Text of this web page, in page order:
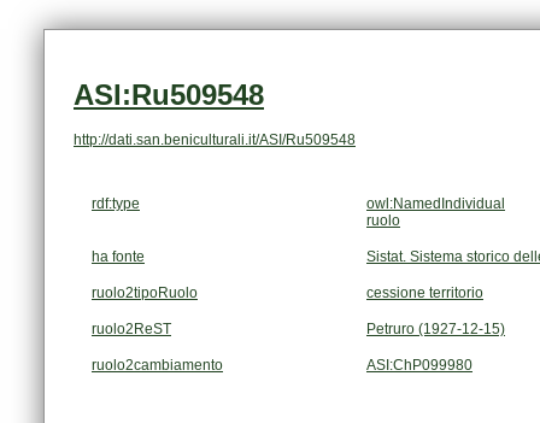
ASI:Ru509548
http://dati.san.beniculturali.it/ASI/Ru509548
rdf:type
owl:NamedIndividual
ruolo
ha fonte Sistat. Sistema storico
ruolo2tipoRuolo cessione territorio
ruolo2ReST Petruro (1927-12-15)
ruolo2cambiamento ASI:ChP099980